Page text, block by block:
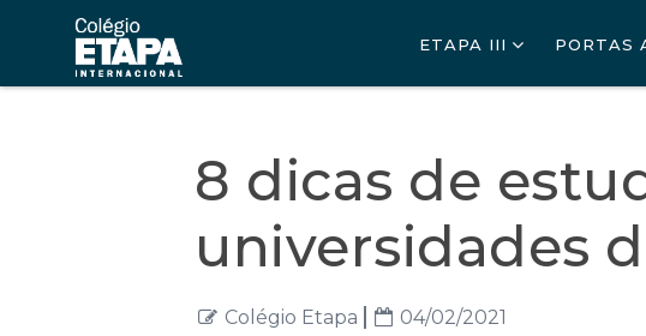
ETAPA III PORTAS
8 dicas de
universidades
Colégio Etapa 04/02/2021